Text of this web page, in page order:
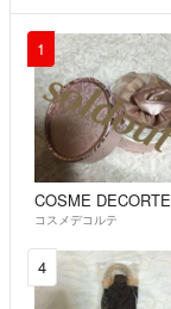
1
COSME DECORTE
コスメデコルテ
4